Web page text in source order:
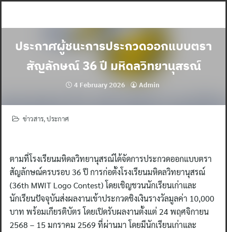
ประกาศผู้ชนะการประกวดออกแบบตรา
สัญลักษณ์ 36 ปี มหิดลวิทยานุสรณ์
4 February 2026 Admin
ข่าวสาร,ประกาศ
ตามที่โรงเรียนมหิดลวิทยานุสรณ์ได้จัดการประกวดออกแบบตรา
สัญลักษณ์ครบรอบ 36 ปี การก่อตั้งโรงเรียนมหิดลวิทยานุสรณ์
(36th MWIT Logo Contest) โดยเชิญชวนนักเรียนเก่าและ
นักเรียนปัจจุบันส่งผลงานเข้าประกวดชิงเงินรางวัลมูลค่า 10,000
บาท พร้อมเกียรติบัตร โดยเปิดรับผลงานตั้งแต่ 24 พฤศจิกายน
2568 – 15 มกราคม 2569 ที่ผ่านมา โดยมีนักเรียนเก่าและ